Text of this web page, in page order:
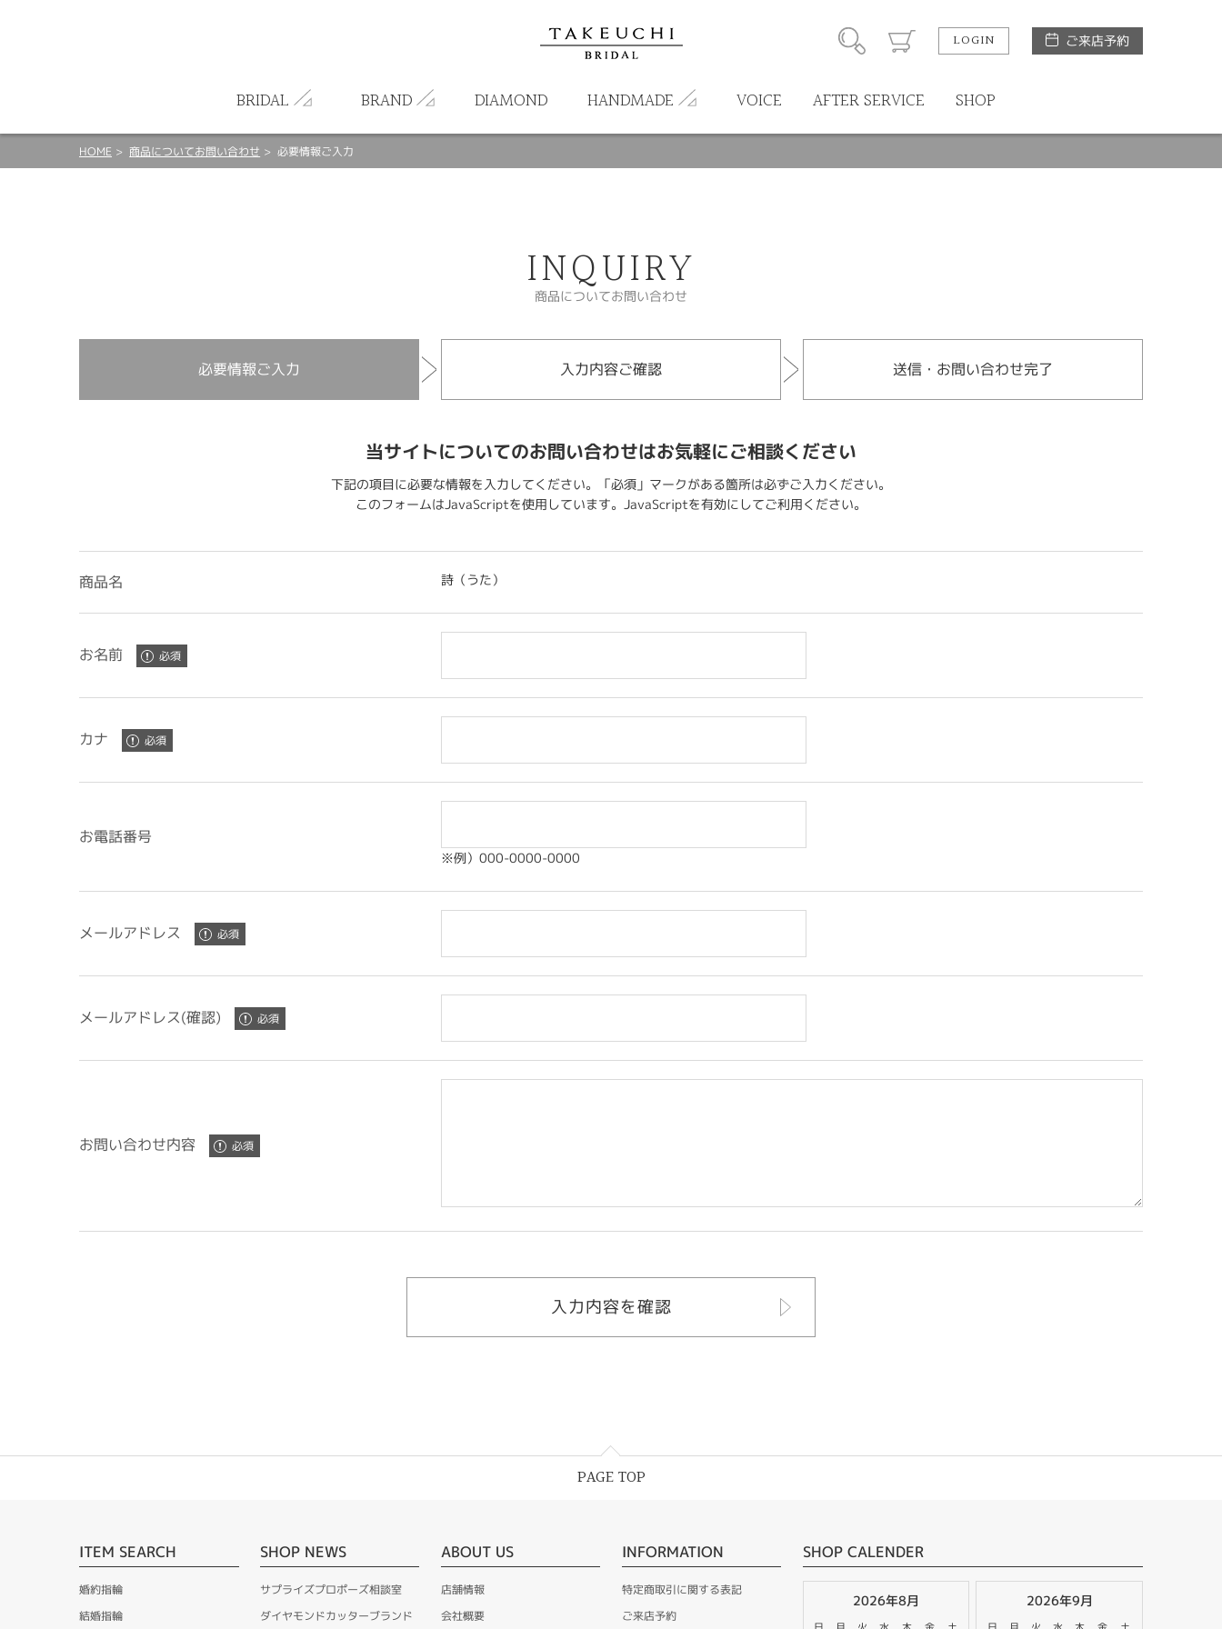
LOGIN ご来店予約
BRIDAL BRAND DIAMOND HANDMADE VOICE AFTER SERVICE SHOP
HOME 商品についてお問い合わせ 必要情報ご入力
INQUIRY
商品についてお問い合わせ
必要情報ご入力 入力内容ご確認 送信・お問い合わせ完了
当サイトについてのお問い合わせはお気軽にご相談ください
下記の項目に必要な情報を入力してください。「必須」マークがある箇所は必ずご入力ください。
このフォームはJavaScriptを使用しています。JavaScriptを有効にしてご利用ください。
商品名 詩（うた）
お名前
カナ
お電話番号
※例）000-0000-0000
メールアドレス
メールアドレス(確認)
お問い合わせ内容
PAGE TOP
ITEM SEARCH
婚約指輪
結婚指輪
SHOP NEWS
サプライズプロポーズ相談室
ダイヤモンドカッターブランド
ABOUT US
店舗情報
会社概要
INFORMATION
特定商取引に関する表記
ご来店予約
SHOP CALENDER
2026年8月 2026年9月